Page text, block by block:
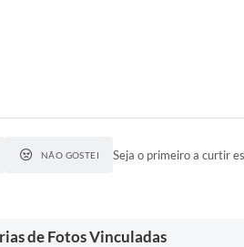
NÃO GOSTEI Seja o primeiro a curtir
de Fotos Vinculadas